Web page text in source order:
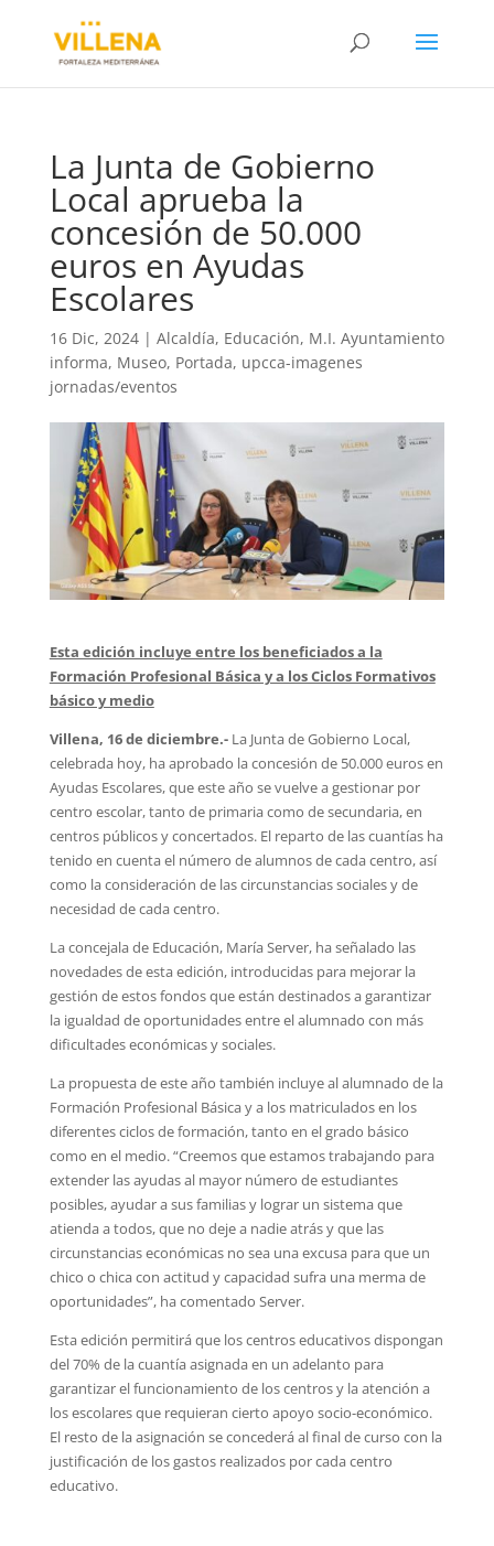
La Junta de Gobierno
Local aprueba la
concesión de 50.000
euros en Ayudas
Escolares
16 Dic, 2024| Alcaldía, Educación, M.I. Ayuntamiento
informa, Museo, Portada, upcca-imagenes
jornadas/eventos
Esta edición incluye entre los beneficiados a la
Formación Profesional Básica y a los Ciclos Formativos
básico y medio
Villena, 16 de diciembre.- La Junta de Gobierno Local,
celebrada hoy, ha aprobado la concesión de 50.000 euros en
Ayudas Escolares, que este año se vuelve a gestionar por
centro escolar, tanto de primaria como de secundaria, en
centros públicos y concertados. El reparto de las cuantías ha
tenido en cuenta el número de alumnos de cada centro, así
como la consideración de las circunstancias sociales y de
necesidad de cada centro.
La concejala de Educación, María Server, ha señalado las
novedades de esta edición, introducidas para mejorar la
gestión de estos fondos que están destinados a garantizar
la igualdad de oportunidades entre el alumnado con más
dificultades económicas y sociales.
La propuesta de este año también incluye al alumnado de la
Formación Profesional Básica y a los matriculados en los
diferentes ciclos de formación, tanto en el grado básico
como en el medio. “Creemos que estamos trabajando para
extender las ayudas al mayor número de estudiantes
posibles, ayudar a sus familias y lograr un sistema que
atienda a todos, que no deje a nadie atrás y que las
circunstancias económicas no sea una excusa para que un
chico o chica con actitud y capacidad sufra una merma de
oportunidades”, ha comentado Server.
Esta edición permitirá que los centros educativos dispongan
del 70% de la cuantía asignada en un adelanto para
garantizar el funcionamiento de los centros y la atención a
los escolares que requieran cierto apoyo socio-económico.
El resto de la asignación se concederá al final de curso con la
justificación de los gastos realizados por cada centro
educativo.